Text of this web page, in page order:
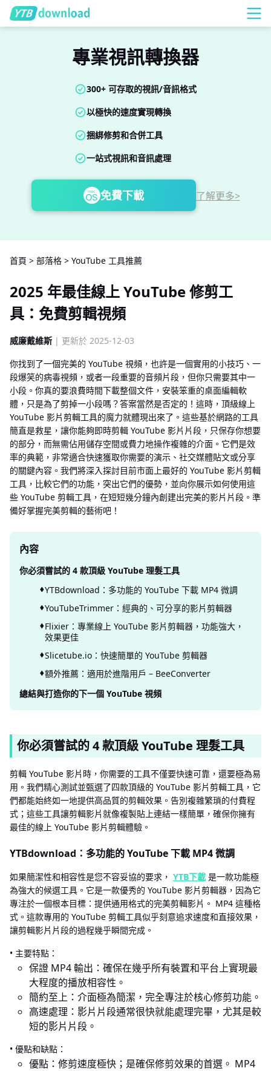
專業視訊轉換器
300+ 可存取的視訊/音訊格式
以極快的速度實現轉換
捆綁修剪和合併工具
一站式視訊和音訊處理
免費下載 了解更多>
首頁 > 部落格 > YouTube 工具推薦
2025 年最佳線上 YouTube 修剪工
具：免費剪輯視頻
威廉戴維斯 | 更新於 2025-12-03
你找到了一個完美的 YouTube 視頻，也許是一個實用的小技巧、一
段爆笑的病毒視頻，或者一段重要的音頻片段，但你只需要其中一
小段。你真的要浪費時間下載整個文件，安裝笨重的桌面編輯軟
體，只是為了剪掉一小段嗎？答案當然是否定的！這時，頂級線上
YouTube 影片剪輯工具的魔力就體現出來了。這些基於網路的工具
簡直是救星，讓你能夠即時剪輯 YouTube 影片片段，只保存你想要
的部分，而無需佔用儲存空間或費力地操作複雜的介面。它們是效
率的典範，非常適合快速獲取你需要的演示、社交媒體貼文或分享
的關鍵內容。我們將深入探討目前市面上最好的 YouTube 影片剪輯
工具，比較它們的功能，突出它們的優勢，並向你展示如何使用這
些 YouTube 剪輯工具，在短短幾分鐘內創建出完美的影片片段。準
備好掌握完美剪輯的藝術吧！
內容
你必須嘗試的 4 款頂級 YouTube 理髮工具
YTBdownload：多功能的 YouTube 下載 MP4 微調
YouTubeTrimmer：經典的、可分享的影片剪輯器
Flixier：專業線上 YouTube 影片剪輯器，功能強大，
效果更佳
Slicetube.io：快速簡單的 YouTube 剪輯器
額外推薦：適用於進階用戶 – BeeConverter
總結與打造你的下一個 YouTube 視頻
你必須嘗試的 4 款頂級 YouTube 理髮工具
剪輯 YouTube 影片時，你需要的工具不僅要快速可靠，還要極為易
用。我們精心測試並甄選了四款頂級的 YouTube 影片剪輯工具，它
們都能始終如一地提供高品質的剪輯效果。告別複雜繁瑣的付費程
式；這些工具讓剪輯影片就像複製貼上連結一樣簡單，確保你擁有
最佳的線上 YouTube 影片剪輯體驗。
YTBdownload：多功能的 YouTube 下載 MP4 微調
如果簡潔性和相容性是您不容妥協的要求， YTB下載 是一款功能極
為強大的候選工具。它是一款優秀的 YouTube 影片剪輯器，因為它
專注於一個根本目標：提供通用格式的完美剪輯影片。 MP4 這種格
式。這款專用的 YouTube 剪輯工具似乎刻意追求速度和直接效果，
讓剪輯影片片段的過程幾乎瞬間完成。
• 主要特點：
保證 MP4 輸出：確保在幾乎所有裝置和平台上實現最
大程度的播放相容性。
簡約至上：介面極為簡潔，完全專注於核心修剪功能。
高速處理：影片片段通常很快就能處理完畢，尤其是較
短的影片片段。
• 優點和缺點：
優點：修剪速度極快；是確保修剪效果的首選。 MP4